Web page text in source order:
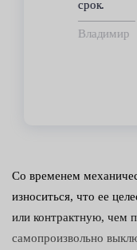
Владимир
Со временем
износиться, что ее
или контрактную, чем
самопроизвольно